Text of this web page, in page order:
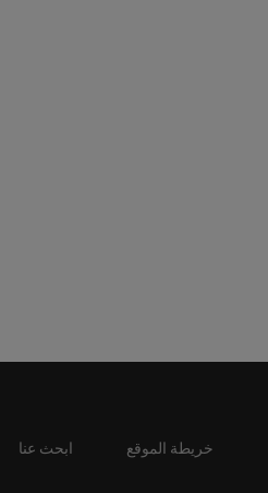
خريطة الموقع ابحث عنا